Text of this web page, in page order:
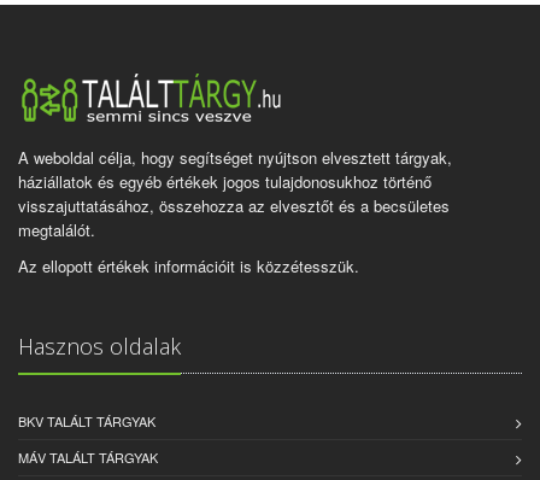
A weboldal célja, hogy segítséget nyújtson elvesztett tárgyak,
háziállatok és egyéb értékek jogos tulajdonosukhoz történő
visszajuttatásához, összehozza az elvesztőt és a becsületes
megtalálót.
Az ellopott értékek információit is közzétesszük.
Hasznos oldalak
BKV TALÁLT TÁRGYAK
MÁV TALÁLT TÁRGYAK